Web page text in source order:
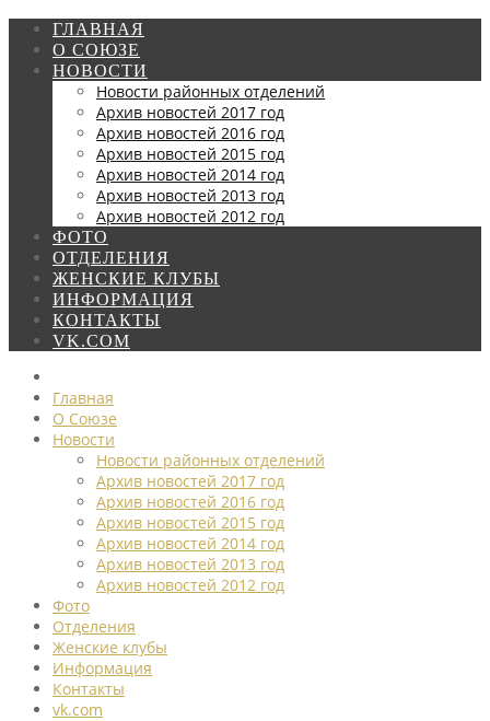
ГЛАВНАЯ
О СОЮЗЕ
НОВОСТИ
Новости районных отделений
Архив новостей 2017 год
Архив новостей 2016 год
Архив новостей 2015 год
Архив новостей 2014 год
Архив новостей 2013 год
Архив новостей 2012 год
ФОТО
ОТДЕЛЕНИЯ
ЖЕНСКИЕ КЛУБЫ
ИНФОРМАЦИЯ
КОНТАКТЫ
VK.COM
Главная
О Союзе
Новости
Новости районных отделений
Архив новостей 2017 год
Архив новостей 2016 год
Архив новостей 2015 год
Архив новостей 2014 год
Архив новостей 2013 год
Архив новостей 2012 год
Фото
Отделения
Женские клубы
Информация
Контакты
vk.com